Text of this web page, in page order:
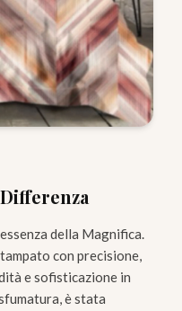
della Magnifica.
con precisione,
e sofisticazione in
è stata